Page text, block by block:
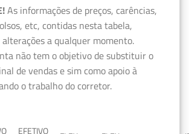
As informações de preços, carências,
etc, contidas nesta tabela,
a qualquer momento.
não tem o objetivo de substituir o
de vendas e sim como apoio à
o trabalho do corretor.
EFETIVO